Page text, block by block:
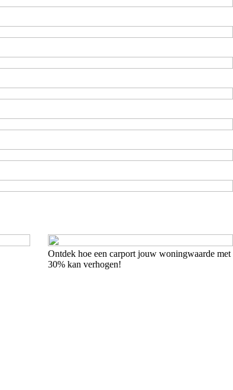
Ontdek hoe een carport jouw woningwaarde met
30% kan verhogen!